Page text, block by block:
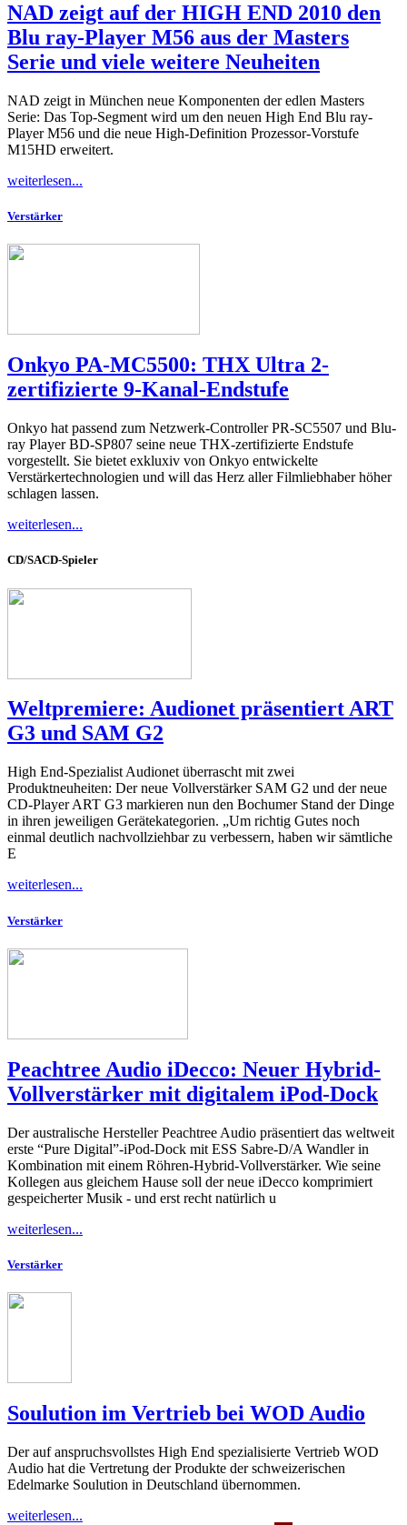
NAD zeigt auf der HIGH END 2010 den
Blu ray-Player M56 aus der Masters
Serie und viele weitere Neuheiten
NAD zeigt in München neue Komponenten der edlen Masters
Serie: Das Top-Segment wird um den neuen High End Blu ray-
Player M56 und die neue High-Definition Prozessor-Vorstufe
M15HD erweitert.
weiterlesen...
Verstärker
Onkyo PA-MC5500: THX Ultra 2-
zertifizierte 9-Kanal-Endstufe
Onkyo hat passend zum Netzwerk-Controller PR-SC5507 und Blu-
ray Player BD-SP807 seine neue THX-zertifizierte Endstufe
vorgestellt. Sie bietet exkluxiv von Onkyo entwickelte
Verstärkertechnologien und will das Herz aller Filmliebhaber höher
schlagen lassen.
weiterlesen...
CD/SACD-Spieler
Weltpremiere: Audionet präsentiert ART
G3 und SAM G2
High End-Spezialist Audionet überrascht mit zwei
Produktneuheiten: Der neue Vollverstärker SAM G2 und der neue
CD-Player ART G3 markieren nun den Bochumer Stand der Dinge
in ihren jeweiligen Gerätekategorien. „Um richtig Gutes noch
einmal deutlich nachvollziehbar zu verbessern, haben wir sämtliche
E
weiterlesen...
Verstärker
Peachtree Audio iDecco: Neuer Hybrid-
Vollverstärker mit digitalem iPod-Dock
Der australische Hersteller Peachtree Audio präsentiert das weltweit
erste “Pure Digital”-iPod-Dock mit ESS Sabre-D/A Wandler in
Kombination mit einem Röhren-Hybrid-Vollverstärker. Wie seine
Kollegen aus gleichem Hause soll der neue iDecco komprimiert
gespeicherter Musik - und erst recht natürlich u
weiterlesen...
Verstärker
Soulution im Vertrieb bei WOD Audio
Der auf anspruchsvollstes High End spezialisierte Vertrieb WOD
Audio hat die Vertretung der Produkte der schweizerischen
Edelmarke Soulution in Deutschland übernommen.
weiterlesen...